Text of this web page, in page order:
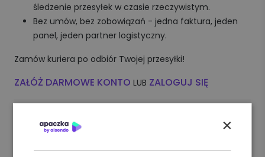
śledzenie przesyłek w czasie rzeczywistym.
Bez umów, bez zobowiązań - jedna faktura, jeden
panel, jeden partner logistyczny.
Zamów kuriera po odbiór Twojej przesyłki!
ZAŁÓŻ DARMOWE KONTO LUB ZALOGUJ SIĘ
Kategorie ×